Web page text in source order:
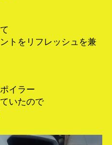
トをリフレッシュを兼
イラー
いたので